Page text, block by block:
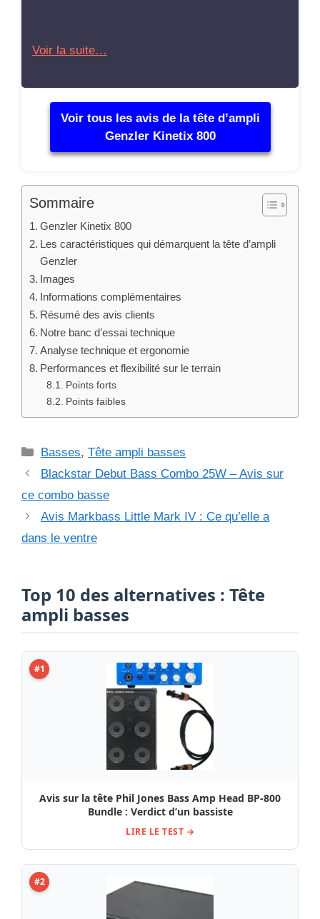
Voir la suite…
Voir tous les avis de la tête d’ampli
Genzler Kinetix 800
Sommaire
Genzler Kinetix 800
Les caractéristiques qui démarquent la tête d’ampli
Genzler
Images
Informations complémentaires
Résumé des avis clients
Notre banc d’essai technique
Analyse technique et ergonomie
Performances et flexibilité sur le terrain
Points forts
Points faibles
Catégories
Basses,Tête ampli basses
Blackstar Debut Bass Combo 25W – Avis sur
ce combo basse
Avis Markbass Little Mark IV : Ce qu’elle a
dans le ventre
Top 10 des alternatives : Tête
ampli basses
#1
Avis sur la tête Phil Jones Bass Amp Head BP-800
Bundle : Verdict d’un bassiste
LIRE LE TEST →
#2